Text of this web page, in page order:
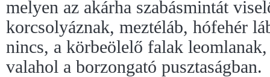
melyen az akárha szabásmintát
korcsolyáznak, meztéláb, hófehér
nincs, a körbeölelő falak
valahol a borzongató pusztaságban.